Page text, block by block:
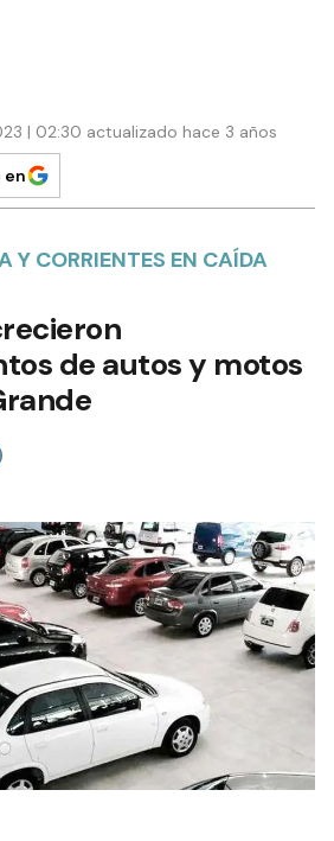
| 02:30 actualizado hace 3 años
en
Y CORRIENTES EN CAÍDA
de autos y motos